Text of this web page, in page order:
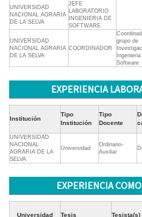
UNIVERSIDAD
NACIONAL AGRARIA
DE LA SELVA
JEFE
LABORATORIO
INGENIERIA DE
SOFTWARE
UNIVERSIDAD
NACIONAL AGRARIA
DE LA SELVA
COORDINADOR
grupo de
Software
EXPERIENCIA
Institución
Tipo
Institución
Tipo
Docente
UNIVERSIDAD
NACIONAL
AGRARIA DE LA
SELVA
Universidad
Ordinario-
Auxiliar
EXPERIENCIA
Universidad Tesis Tesista(s)